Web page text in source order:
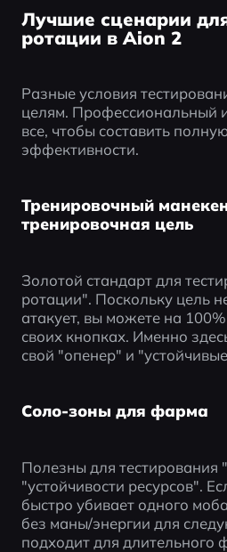
Лучшие сценарии
ротации в Aion 2
Разные условия
целям. Профессиональный
все, чтобы составить
эффективности.
Тренировочный
тренировочная цель
Золотой стандарт для
ротации". Поскольку цель
атакует, вы можете на
своих кнопках. Именно
свой "опенер" и
Соло-зоны для фарма
Полезны для тестирования
"устойчивости ресурсов".
быстро убивает одного
без маны/энергии для
подходит для длительного